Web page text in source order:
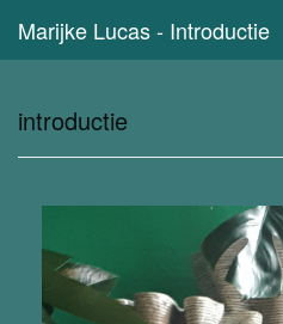
Marijke Lucas - Introductie
introductie